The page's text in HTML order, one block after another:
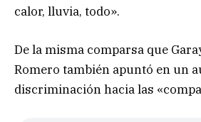
calor, lluvia, todo».
De la misma comparsa que
Romero también apuntó en un
discriminación hacia las